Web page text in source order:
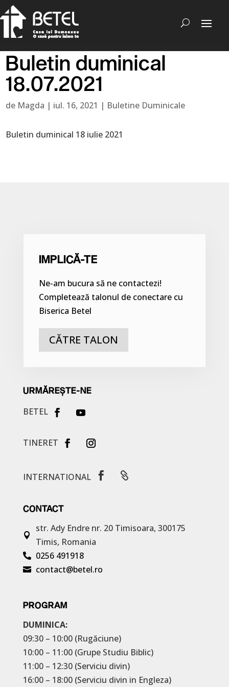
Buletin duminical
18.07.2021
de Magda | iul. 16, 2021 | Buletine Duminicale
Buletin duminical 18 iulie 2021
IMPLICĂ-TE
Ne-am bucura să ne contactezi!
Completează talonul de conectare cu
Biserica Betel
CĂTRE TALON
URMĂREȘTE-NE
BETEL
TINERET
INTERNATIONAL  
CONTACT

str. Ady Endre nr. 20 Timisoara, 300175
Timis, Romania
 0256 491918
 contact@betel.ro
PROGRAM
DUMINICA:
09:30 – 10:00 (Rugăciune)
10:00 – 11:00 (Grupe Studiu Biblic)
11:00 – 12:30 (Serviciu divin)
16:00 – 18:00 (Serviciu divin in Engleza)